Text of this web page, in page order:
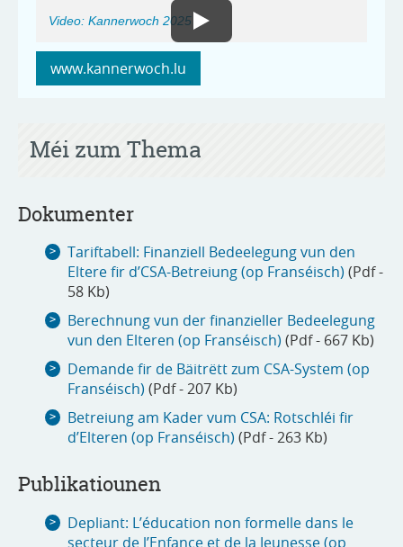
Video: Kannerwoch 2025
www.kannerwoch.lu
Méi zum Thema
Dokumenter
Tariftabell: Finanziell Bedeelegung vun den
Eltere fir d’CSA-Betreiung (op Franséisch) (Pdf -
58 Kb)
Berechnung vun der finanzieller Bedeelegung
vun den Elteren (op Franséisch) (Pdf - 667 Kb)
Demande fir de Bäitrëtt zum CSA-System (op
Franséisch) (Pdf - 207 Kb)
Betreiung am Kader vum CSA: Rotschléi fir
d’Elteren (op Franséisch) (Pdf - 263 Kb)
Publikatiounen
Depliant: L’éducation non formelle dans le
secteur de l’Enfance et de la Jeunesse (op